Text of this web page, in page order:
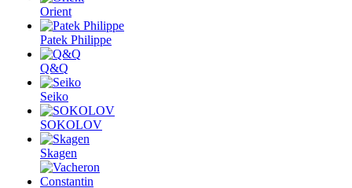
Orient
Patek Philippe
Q&Q
Seiko
SOKOLOV
Skagen